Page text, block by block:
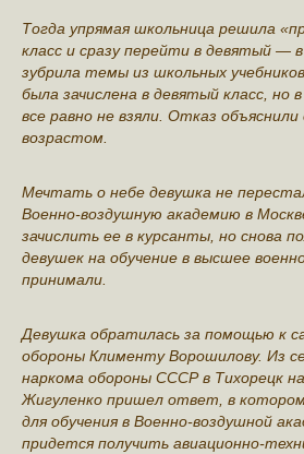
Тогда упрямая школьница решила
класс и сразу перейти в девятый —
зубрила темы из школьных
была зачислена в девятый класс, но
все равно не взяли. Отказ
возрастом.
Мечтать о небе девушка не
Военно-воздушную академию в
зачислить ее в курсанты, но снова
девушек на обучение в высшее
принимали.
Девушка обратилась за помощью к
обороны Клименту Ворошилову. Из
наркома обороны СССР в Тихорецк
Жигуленко пришел ответ, в
для обучения в Военно-воздушной
придется получить авиационно-